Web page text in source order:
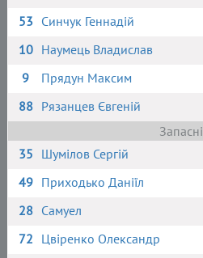
53 Синчук Геннадій
10 Наумець Владислав
9
Прядун Максим
88 Рязанцев Євгеній
Запасні
35 Шумілов Сергій
49 Приходько Даніїл
28 Самуел
72 Цвіренко Олександр